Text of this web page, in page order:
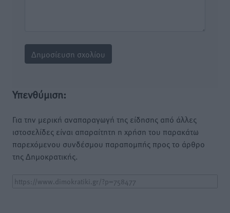
Υπενθύμιση:
Για την μερική αναπαραγωγή της είδησης από άλλες
ιστοσελίδες είναι απαραίτητη η χρήση του παρακάτω
παρεχόμενου συνδέσμου παραπομπής προς το άρθρο
της Δημοκρατικής.